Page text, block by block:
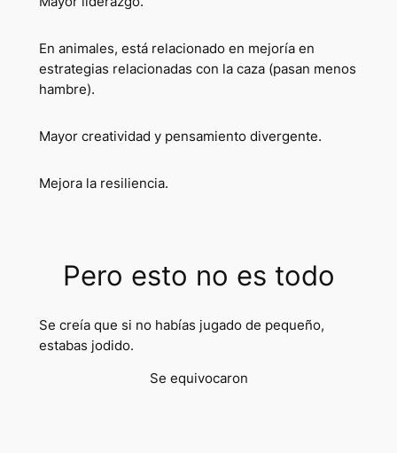
En animales, está relacionado en mejoría en
estrategias relacionadas con la caza (pasan menos
hambre).
Mayor creatividad y pensamiento divergente.
Mejora la resiliencia.
Pero esto no es todo
Se creía que si no habías jugado de pequeño,
estabas jodido.
Se equivocaron